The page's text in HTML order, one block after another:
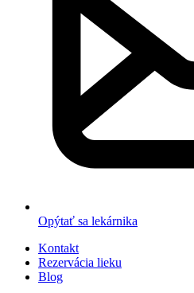
Opýtať sa lekárnika
Kontakt
Rezervácia lieku
Blog